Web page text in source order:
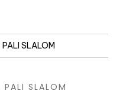
SLALOM
SLALOM